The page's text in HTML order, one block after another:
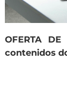
OFERTA
contenidos